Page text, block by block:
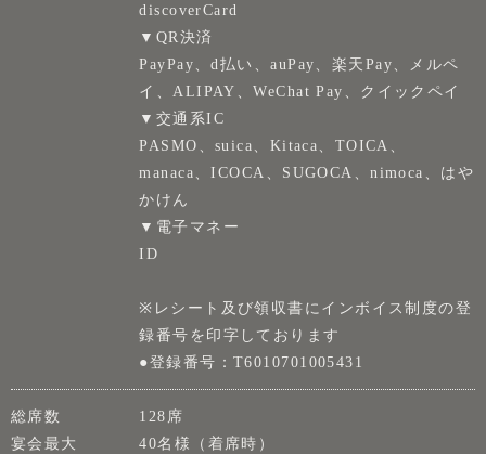
discoverCard
▼QR決済
PayPay、d払い、auPay、楽天Pay、メルペ
イ、ALIPAY、WeChat Pay、クイックペイ
▼交通系IC
PASMO、suica、Kitaca、TOICA、
manaca、ICOCA、SUGOCA、nimoca、はや
かけん
▼電子マネー
ID
※レシート及び領収書にインボイス制度の登
録番号を印字しております
●登録番号：T6010701005431
総席数
128席
宴会最大
40名様（着席時）